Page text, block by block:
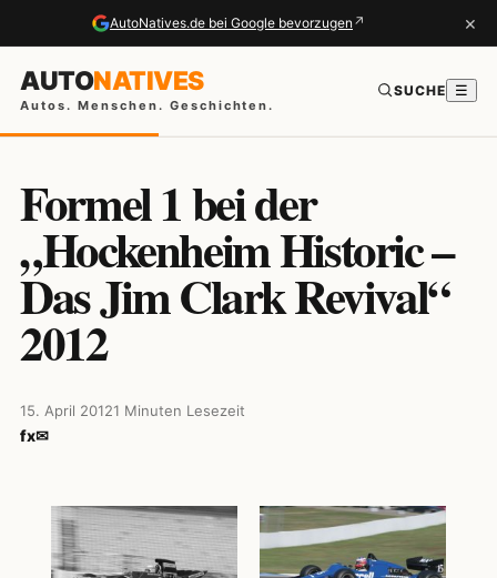
AutoNatives.de bei Google bevorzugen ↗ ×
AUTONATIVES
Autos. Menschen. Geschichten.
SUCHE ☰
Formel 1 bei der
„Hockenheim Historic –
Das Jim Clark Revival“
2012
15. April 20121 Minuten Lesezeit
fx✉